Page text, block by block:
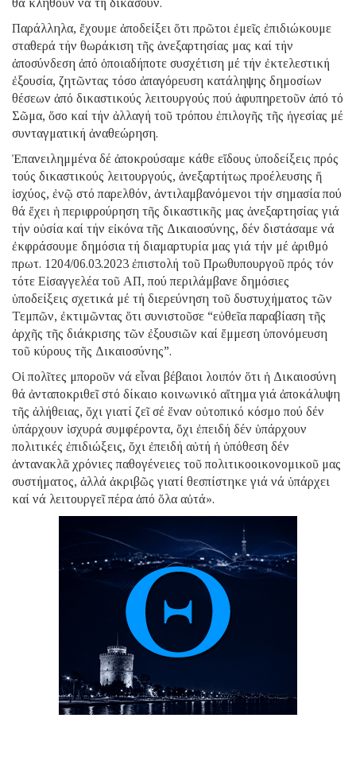
Παράλληλα, ἔχουμε ἀποδείξει ὅτι πρῶτοι ἐμεῖς ἐπιδιώκουμε
σταθερά τήν θωράκιση τῆς ἀνεξαρτησίας μας καί τήν
ἀποσύνδεση ἀπό ὁποιαδήποτε συσχέτιση μέ τήν ἐκτελεστική
ἐξουσία, ζητῶντας τόσο ἀπαγόρευση κατάληψης δημοσίων
θέσεων ἀπό δικαστικούς λειτουργούς πού ἀφυπηρετοῦν ἀπό τό
Σῶμα, ὅσο καί τήν ἀλλαγή τοῦ τρόπου ἐπιλογῆς τῆς ἡγεσίας μέ
συνταγματική ἀναθεώρηση.
Ἐπανειλημμένα δέ ἀποκρούσαμε κάθε εἴδους ὑποδείξεις πρός
τούς δικαστικούς λειτουργούς, ἀνεξαρτήτως προέλευσης ἤ
ἰσχύος, ἐνῷ στό παρελθόν, ἀντιλαμβανόμενοι τήν σημασία πού
θά ἔχει ἡ περιφρούρηση τῆς δικαστικῆς μας ἀνεξαρτησίας γιά
τήν οὐσία καί τήν εἰκόνα τῆς Δικαιοσύνης, δέν διστάσαμε νά
ἐκφράσουμε δημόσια τή διαμαρτυρία μας γιά τήν μέ ἀριθμό
πρωτ. 1204/06.03.2023 ἐπιστολή τοῦ Πρωθυπουργοῦ πρός τόν
τότε Εἰσαγγελέα τοῦ ΑΠ, πού περιλάμβανε δημόσιες
ὑποδείξεις σχετικά μέ τή διερεύνηση τοῦ δυστυχήματος τῶν
Τεμπῶν, ἐκτιμῶντας ὅτι συνιστοῦσε “εὐθεῖα παραβίαση τῆς
ἀρχῆς τῆς διάκρισης τῶν ἐξουσιῶν καί ἔμμεση ὑπονόμευση
τοῦ κύρους τῆς Δικαιοσύνης”.
Οἱ πολῖτες μποροῦν νά εἶναι βέβαιοι λοιπόν ὅτι ἡ Δικαιοσύνη
θά ἀνταποκριθεῖ στό δίκαιο κοινωνικό αἴτημα γιά ἀποκάλυψη
τῆς ἀλήθειας, ὄχι γιατί ζεῖ σέ ἕναν οὐτοπικό κόσμο πού δέν
ὑπάρχουν ἰσχυρά συμφέροντα, ὄχι ἐπειδή δέν ὑπάρχουν
πολιτικές ἐπιδιώξεις, ὄχι ἐπειδή αὐτή ἡ ὑπόθεση δέν
ἀντανακλᾶ χρόνιες παθογένειες τοῦ πολιτικοοικονομικοῦ μας
συστήματος, ἀλλά ἀκριβῶς γιατί θεσπίστηκε γιά νά ὑπάρχει
καί νά λειτουργεῖ πέρα ἀπό ὅλα αὐτά».